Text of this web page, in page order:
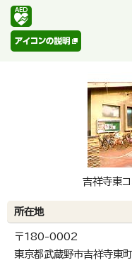
吉祥寺東
所在地
〒180-0002
東京都武蔵野市吉祥寺東